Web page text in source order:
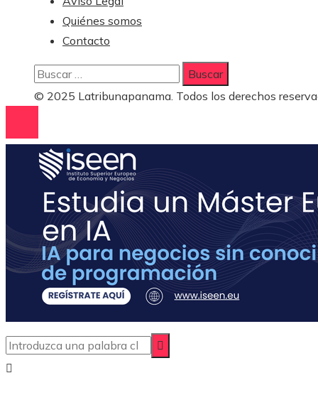
Quiénes somos
Contacto
Buscar:
© 2025 Latribunapanama. Todos los derechos